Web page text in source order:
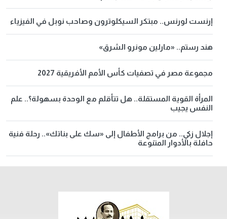
إرنست لورنس.. مبتكر السيكلوترون وصاحب نوبل في الفيزياء
هند رستم.. «مارلين مونرو الشرق»
مجموعة مصر في تصفيات كأس الأمم الأفريقية 2027
المرأة القوية المستقلة.. هل تتأقلم مع الوحدة بسهولة؟.. علم
النفس يجيب
إجلال زكي.. من برامج الأطفال إلى «سك على بناتك».. رحلة فنية
حافلة بالأدوار المتنوعة